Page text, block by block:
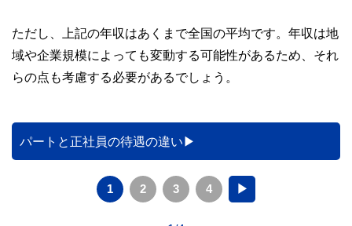
ただし、上記の年収はあくまで全国の平均です。年収は地
域や企業規模によっても変動する可能性があるため、それ
らの点も考慮する必要があるでしょう。
パートと正社員の待遇の違い
1 2 3 4 ▶